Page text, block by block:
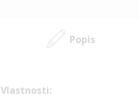
Popis
Vlastnosti: